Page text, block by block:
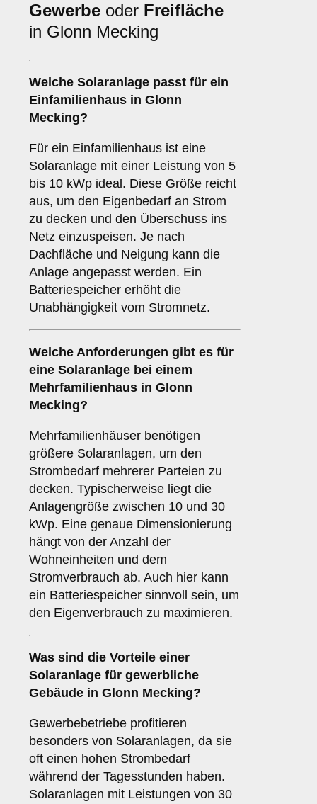
Gewerbe oder Freifläche
in Glonn Mecking
Welche Solaranlage passt für ein
Einfamilienhaus in Glonn
Mecking?
Für ein Einfamilienhaus ist eine
Solaranlage mit einer Leistung von 5
bis 10 kWp ideal. Diese Größe reicht
aus, um den Eigenbedarf an Strom
zu decken und den Überschuss ins
Netz einzuspeisen. Je nach
Dachfläche und Neigung kann die
Anlage angepasst werden. Ein
Batteriespeicher erhöht die
Unabhängigkeit vom Stromnetz.
Welche Anforderungen gibt es für
eine Solaranlage bei einem
Mehrfamilienhaus in Glonn
Mecking?
Mehrfamilienhäuser benötigen
größere Solaranlagen, um den
Strombedarf mehrerer Parteien zu
decken. Typischerweise liegt die
Anlagengröße zwischen 10 und 30
kWp. Eine genaue Dimensionierung
hängt von der Anzahl der
Wohneinheiten und dem
Stromverbrauch ab. Auch hier kann
ein Batteriespeicher sinnvoll sein, um
den Eigenverbrauch zu maximieren.
Was sind die Vorteile einer
Solaranlage für gewerbliche
Gebäude in Glonn Mecking?
Gewerbebetriebe profitieren
besonders von Solaranlagen, da sie
oft einen hohen Strombedarf
während der Tagesstunden haben.
Solaranlagen mit Leistungen von 30